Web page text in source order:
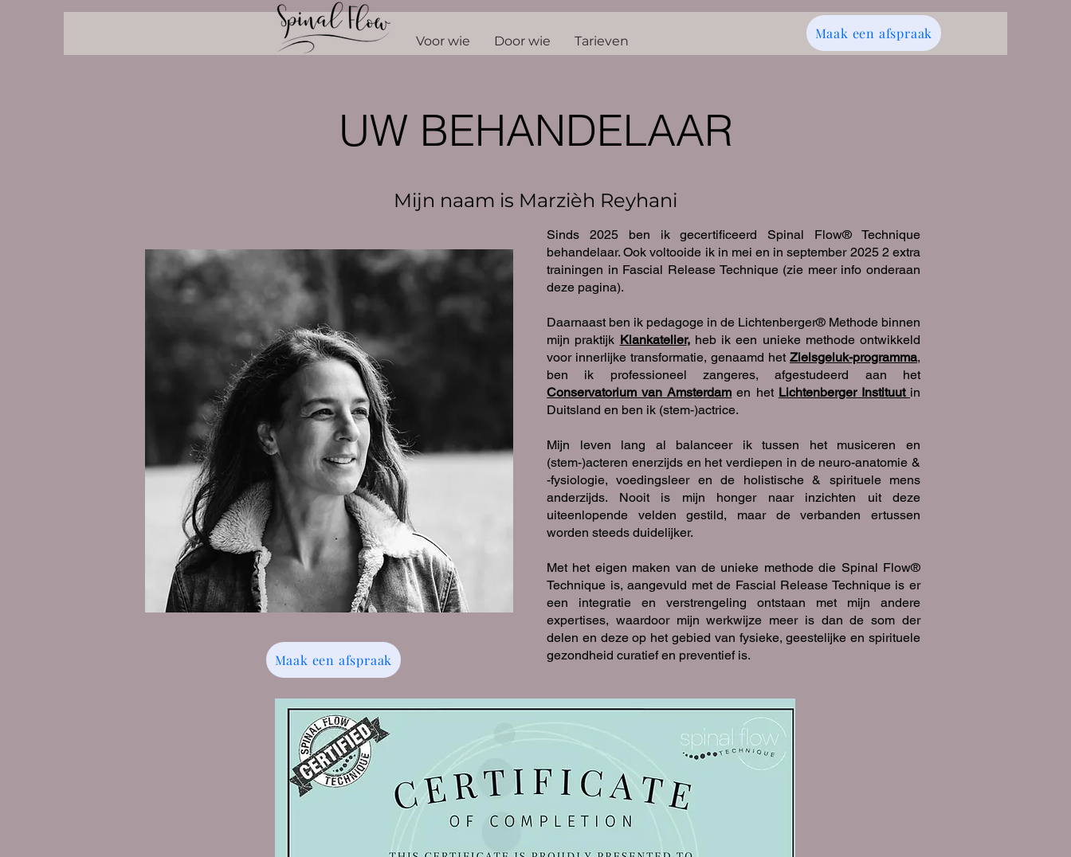
Voor wie Door wie Tarieven Maak een afspraak
UW BEHANDELAAR
Mijn naam is Marzièh Reyhani
Maak een afspraak
Sinds 2025 ben ik gecertificeerd Spinal Flow® Technique
behandelaar. Ook voltooide ik in mei en in september 2025 2 extra
trainingen in Fascial Release Technique (zie meer info onderaan
deze pagina).
Daarnaast ben ik pedagoge in de Lichtenberger® Methode binnen
mijn praktijk Klankatelier,heb ik een unieke methode ontwikkeld
voor innerlijke transformatie, genaamd het Zielsgeluk-programma,
ben ik professioneel zangeres, afgestudeerd aan het
Conservatorium van Amsterdam en het Lichtenberger Instituut in
Duitsland en ben ik (stem-)actrice.
Mijn leven lang al balanceer ik tussen het musiceren en
(stem-)acteren enerzijds en het verdiepen in de neuro-anatomie &
-fysiologie, voedingsleer en de holistische & spirituele mens
anderzijds. Nooit is mijn honger naar inzichten uit deze
uiteenlopende velden gestild, maar de verbanden ertussen
worden steeds duidelijker.
Met het eigen maken van de unieke methode die Spinal Flow®
Technique is, aangevuld met de Fascial Release Technique is er
een integratie en verstrengeling ontstaan met mijn andere
expertises, waardoor mijn werkwijze meer is dan de som der
delen en deze op het gebied van fysieke, geestelijke en spirituele
gezondheid curatief en preventief is.